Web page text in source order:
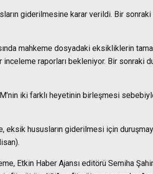
giderilmesine karar verildi. Bir sonraki
mahkeme dosyadaki eksikliklerin
raporları bekleniyor. Bir sonraki
iki farklı heyetinin birleşmesi
eksik hususların giderilmesi için
Etkin Haber Ajansı editörü Semiha